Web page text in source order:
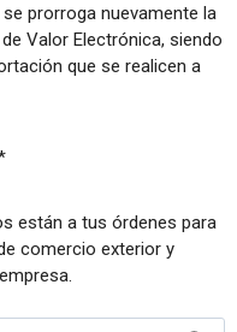
prorroga nuevamente la
Valor Electrónica, siendo
que se realicen a
están a tus órdenes para
comercio exterior y